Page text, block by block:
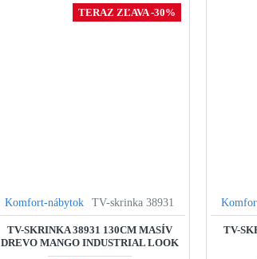
TERAZ ZĽAVA -30%
Komfort-nábytok TV-skrinka 38931
TV-SKRINKA 38931 130CM MASÍV
DREVO MANGO INDUSTRIAL LOOK
TV-